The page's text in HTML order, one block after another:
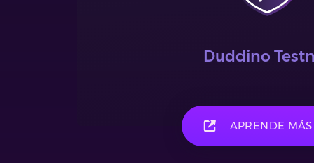
Duddino
APRENDE MÁS